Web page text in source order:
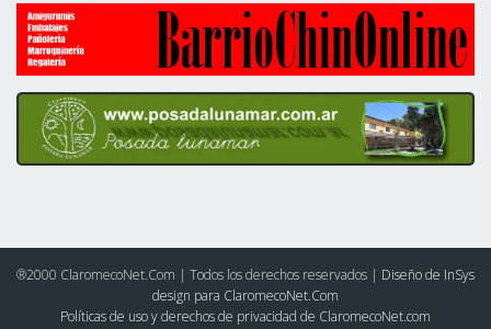
®2000 ClaromecoNet.Com | Todos los derechos reservados | Diseño de InSys
design para ClaromecoNet.Com
Políticas de uso y derechos de privacidad de ClaromecoNet.com